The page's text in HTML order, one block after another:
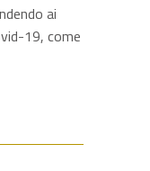
ai
19, come